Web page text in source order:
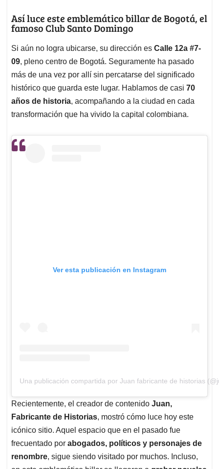
Así luce este emblemático billar de Bogotá, el
famoso Club Santo Domingo
Si aún no logra ubicarse, su dirección es Calle 12a #7-
09, pleno centro de Bogotá. Seguramente ha pasado
más de una vez por allí sin percatarse del significado
histórico que guarda este lugar. Hablamos de casi 70
años de historia, acompañando a la ciudad en cada
transformación que ha vivido la capital colombiana.
Ver esta publicación en Instagram
Una publicación compartida por Juan fabricante de historias
Recientemente, el creador de contenido Juan,
Fabricante de Historias, mostró cómo luce hoy este
icónico sitio. Aquel espacio que en el pasado fue
frecuentado por abogados, políticos y personajes de
renombre, sigue siendo visitado por muchos. Incluso,